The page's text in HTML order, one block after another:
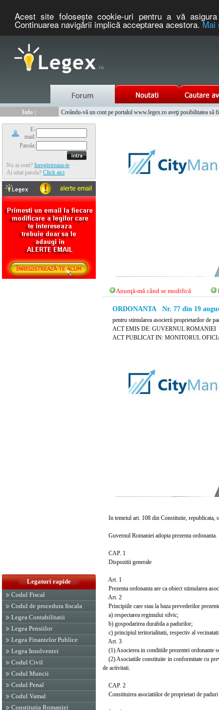
Acest site foloseşte cookie-uri pentru a vă
Continuarea navigării implică acceptarea acestora.Mai
Info :
Creându-vă un cont pe portalul www.legex.ro aveţi posibilitatea să
E-
mail:
Parola:
Nu ai cont? Inregistreaza-te
Ai uitat parola? Click aici
Legaturi rapide
Codul Fiscal
Codul de procedura fiscala
Legea Contabilitatii
Legea Pensiilor
Legea Finantelor Publice
Legea Insolventei
Codul Civil
Codul Muncii
Codul Penal
Codul Vamal
Constitutia Romaniei
Anunţă-mă când se modifică
ORDONANTA Nr. 77 din 19
pentru stimularea asocierii proprietarilor de
ACT EMIS DE: GUVERNUL ROMANIEI
ACT PUBLICAT IN: MONITORUL
In temeiul art. 108 din Constitutie, republicata,
Guvernul Romaniei adopta prezenta ordonanta.
CAP. 1
Dispozitii generale
Art. 1
Prezenta ordonanta are ca obiect stimularea
Art. 2
Principiile care stau la baza prevederilor
a) respectarea regimului silvic;
b) gospodarirea durabila a padurilor;
c) principiul teritorialitatii, respectiv al
Art. 3
(1) Asocierea in conditiile prezentei ordonante
(2) Asociatiile constituite in conformitate cu
de activitati.
CAP. 2
Constituirea asociatiilor de proprietari de paduri